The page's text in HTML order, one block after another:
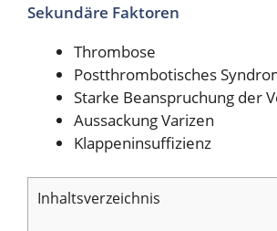
Sekundäre Faktoren
Thrombose
Postthrombotisches
Starke Beanspruchung der
Aussackung Varizen
Klappeninsuffizienz
Inhaltsverzeichnis